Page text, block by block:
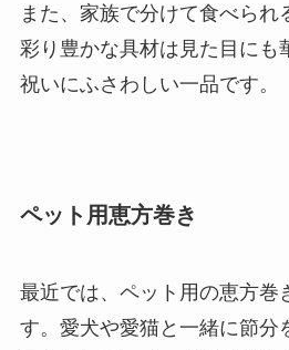
また、家族で分けて食べられ
彩り豊かな具材は見た目にも
祝いにふさわしい一品です。
ペット用恵方巻き
最近では、ペット用の恵方巻
す。愛犬や愛猫と一緒に節分